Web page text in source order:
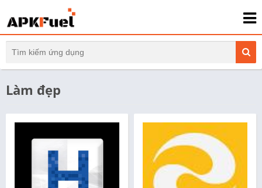
Làm đẹp